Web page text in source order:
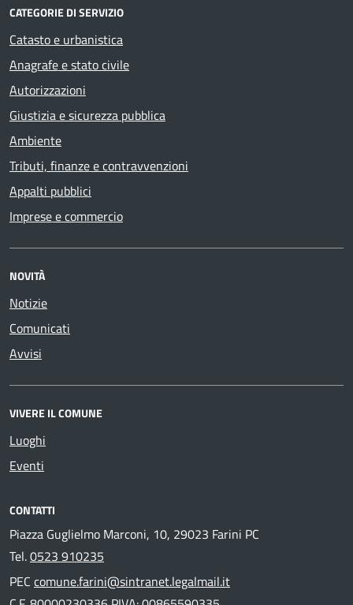
CATEGORIE DI SERVIZIO
Catasto e urbanistica
Anagrafe e stato civile
Autorizzazioni
Giustizia e sicurezza pubblica
Ambiente
Tributi, finanze e contravvenzioni
Appalti pubblici
Imprese e commercio
NOVITÀ
Notizie
Comunicati
Avvisi
VIVERE IL COMUNE
Luoghi
Eventi
CONTATTI
Piazza Guglielmo Marconi, 10, 29023 Farini PC
Tel.0523 910235
PEC comune.farini@sintranet.legalmail.it